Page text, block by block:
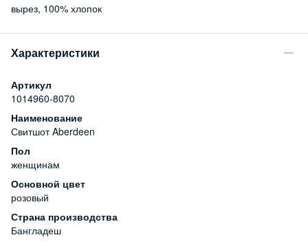
вырез, 100% хлопок
Характеристики
Артикул
1014960-8070
Наименование
Свитшот Aberdeen
Пол
женщинам
Основной цвет
розовый
Страна производства
Бангладеш